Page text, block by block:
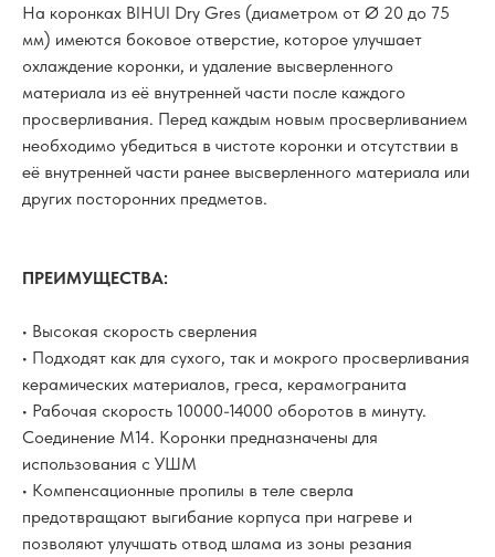
На коронках BIHUI Dry Gres (диаметром от Ø 20 до 75
мм) имеются боковое отверстие, которое улучшает
охлаждение коронки, и удаление высверленного
материала из её внутренней части после каждого
просверливания. Перед каждым новым просверливанием
необходимо убедиться в чистоте коронки и отсутствии в
её внутренней части ранее высверленного материала или
других посторонних предметов.
ПРЕИМУЩЕСТВА:
• Высокая скорость сверления
• Подходят как для сухого, так и мокрого просверливания
керамических материалов, греса, керамогранита
• Рабочая скорость 10000-14000 оборотов в минуту.
Соединение М14. Коронки предназначены для
использования с УШМ
• Компенсационные пропилы в теле сверла
предотвращают выгибание корпуса при нагреве и
позволяют улучшать отвод шлама из зоны резания